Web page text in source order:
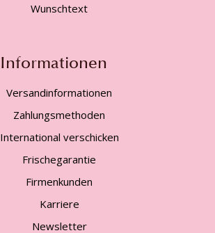
Wunschtext
Informationen
Versandinformationen
Zahlungsmethoden
International verschicken
Frischegarantie
Firmenkunden
Karriere
Newsletter